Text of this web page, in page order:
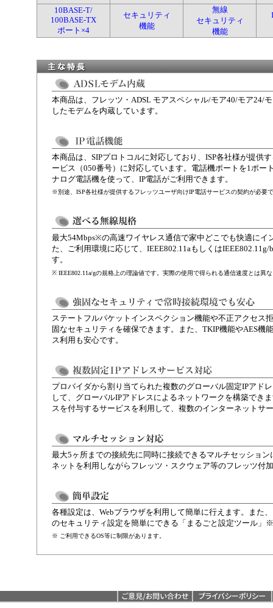
10BASE-T/
100BASE-TX
ポート×4
セキュリティ
機能
無線
セキュリティ
機能
本商品は、フレッツ・ADSL モアスペシャル/モア40/モア24/
したモデムを内蔵しています。
本商品は、SIPプロトコルに対応しており、ISP各社様が提供
ービス（050番号）に対応しています。電話機ポートを1ポー
ナログ電話機を使って、IP電話がご利用できます。
※別途、ISP各社様が提供するフレッツユーザ向けIP電話サービスの契約が必要
最大54Mbps※の高速ワイヤレス通信で家中どこでも快適にイ
た、ご利用環境に応じて、IEEE802.11aもしくは
す。
※ IEEE802.11a/gの規格上の理論値です。実際の使用で得られる通信速度とは異
ステートフルパケットインスペクション機能や不正アクセス
固なセキュリティを確保できます。また、TKIP機能やAES機
ス利用も安心です。
プロバイダから割り当てられた複数のグローバル固定IPアド
して、グローバルIPアドレスによるネットワークを構築でき
スを付与するサービスを利用して、複数のインターネットサ
最大5ヶ所までの接続先に同時に接続できるマルチセッショ
ネットを利用しながらフレッツ・スクウェア等のフレッツ付
各種設定は、Webブラウザを利用して簡単に行えます。また
のセキュリティ設定を簡単にできる「まるごと設定ツール」
※ ご利用できるOS等に制限があります。